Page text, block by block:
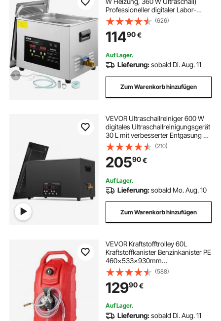
Professioneller digitaler Labor-
Ultraschall-Teilereiniger mit
Heizungstimer für die Reinigung
von Glaszahninstrumenten
(626)
11490€
Auf Lager.
Lieferung:sobald Di. Aug. 11
Zum Warenkorb hinzufügen
VEVOR Ultraschallreiniger 600 W
digitales Ultraschallreinigungsgerät
30 L mit verbesserter Entgasung &
Schonmodus, 40 kHz industrieller
Ultraschallreiniger mit Timer &
Heizung für Schmuckwerkzeuge
(210)
20590€
Auf Lager.
Lieferung:sobald Mo. Aug. 10
Zum Warenkorb hinzufügen
VEVOR Kraftstofftrolley 60L
Kraftstoffkanister Benzinkanister PE
460x533x930mm
Gaskraftstofftankbehälter 7,8 L/min
Max. Durchfluss Ersatzkanister
Benzintank Geeignet für Diesel,
Schmieröl, Benzin
(588)
12990€
Auf Lager.
Lieferung:sobald Di. Aug. 11